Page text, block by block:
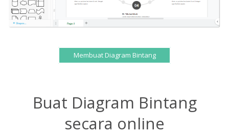
Membuat Diagram Bintang
Buat Diagram Bintang
secara online